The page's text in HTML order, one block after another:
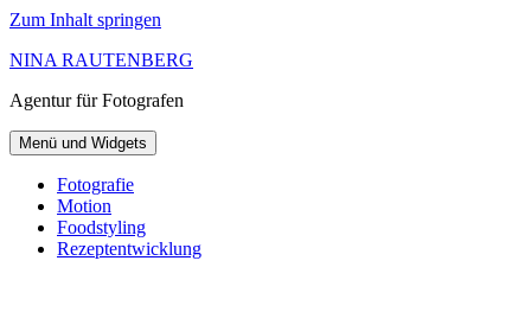
Zum Inhalt springen
NINA RAUTENBERG
Agenturfür Fotografen
Menü und Widgets
Fotografie
Motion
Foodstyling
Rezeptentwicklung